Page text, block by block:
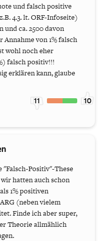
und falsch positive
4.3. lt. ORF-Infoseite)
und ca. 2500 davon
von 1% falsch
wohl noch eher
falsch positiv!!!
erklären kann, glaube
11 10
Positiv"-These
hatten auch schon
1% positiven
(neben vielem
Finde ich aber super,
Theorie allmählich